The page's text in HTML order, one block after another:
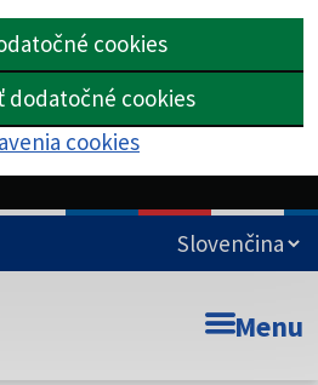
cookies
dodatočné cookies
cookies
Prešovského
Menu